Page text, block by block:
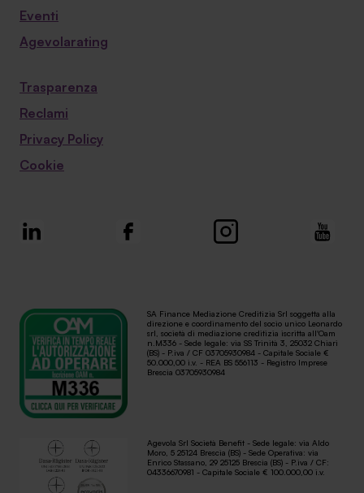
Eventi
Agevolarating
Trasparenza
Reclami
Privacy Policy
Cookie
SA Finance Mediazione Creditizia Srl soggetta alla
direzione e coordinamento del socio unico Leonardo
srl, società di mediazione creditizia iscritta all'Oam
n.M336 - Sede legale: via SS Trinità 3, 25032 Chiari
(BS) - P.iva / CF 03705930984 - Capitale Sociale €
50.000,00 i.v. - REA BS 556113 - Registro Imprese
Brescia 03705930984
Agevola Srl Società Benefit - Sede legale: via Aldo
Moro, 5 25124 Brescia (BS) - Sede Operativa: via
Enrico Stassano, 29 25125 Brescia (BS) - P.iva / CF:
04336670981 - Capitale Sociale € 100.000,00 i.v.